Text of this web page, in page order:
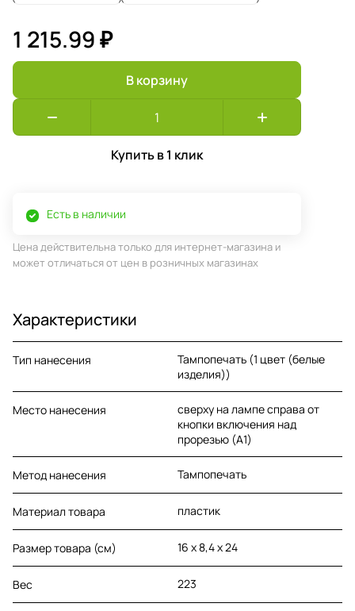
1 215.99 ₽
В корзину
Купить в 1 клик
Есть в наличии
Цена действительна только для интернет-магазина и
может отличаться от цен в розничных магазинах
Характеристики
Тип нанесения
Тампопечать (1 цвет (белые
изделия))
Место нанесения
сверху на лампе справа от
кнопки включения над
прорезью (A1)
Метод нанесения Тампопечать
Материал товара пластик
Размер товара (см) 16 х 8,4 х 24
Вес 223